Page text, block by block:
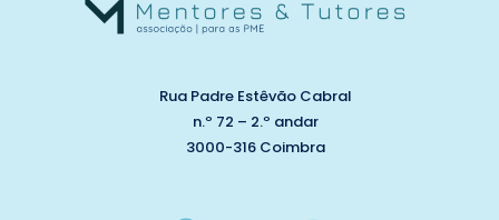
Rua Padre Estêvão Cabral
n.º 72 – 2.º andar
3000-316 Coimbra